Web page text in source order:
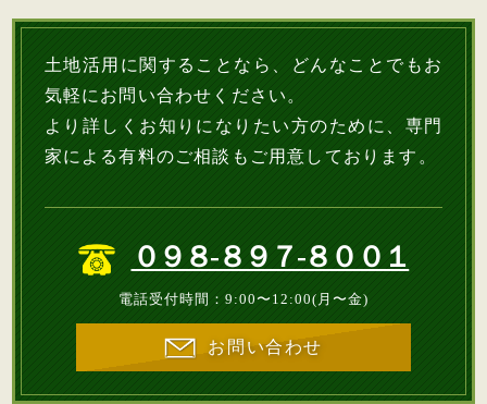
土地活用に関することなら、どんなことでもお
気軽にお問い合わせください。
より詳しくお知りになりたい方のために、専門
家による有料のご相談もご用意しております。
０９８-８９７-８００１
電話受付時間：9:00〜12:00(月〜金)
お問い合わせ